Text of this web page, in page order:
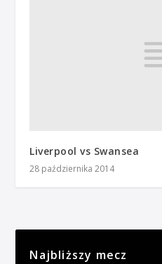
Liverpool vs Swansea
28 października 2014
Najbliższy mecz